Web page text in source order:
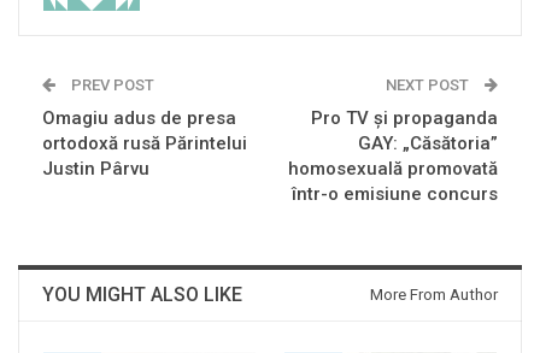
PREV POST
Omagiu adus de presa
ortodoxă rusă Părintelui
Justin Pârvu
NEXT POST
Pro TV şi propaganda
GAY: „Căsătoria”
homosexuală promovată
într-o emisiune concurs
YOU MIGHT ALSO LIKE More From Author